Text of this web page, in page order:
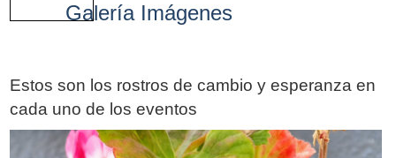
Galería Imágenes
Estos son los rostros de cambio y esperanza en
cada uno de los eventos